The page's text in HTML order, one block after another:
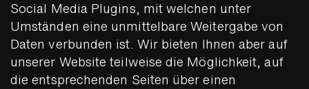
Social Media Plugins, mit welchen unter
Umständen eine unmittelbare Weitergabe von
Daten verbunden ist. Wir bieten Ihnen aber auf
unserer Website teilweise die Möglichkeit, auf
die entsprechenden Seiten über einen